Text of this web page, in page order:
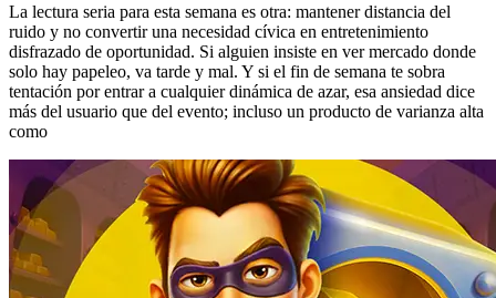
La lectura seria para esta semana es otra: mantener distancia del
ruido y no convertir una necesidad cívica en entretenimiento
disfrazado de oportunidad. Si alguien insiste en ver mercado donde
solo hay papeleo, va tarde y mal. Y si el fin de semana te sobra
tentación por entrar a cualquier dinámica de azar, esa ansiedad dice
más del usuario que del evento; incluso un producto de varianza alta
como